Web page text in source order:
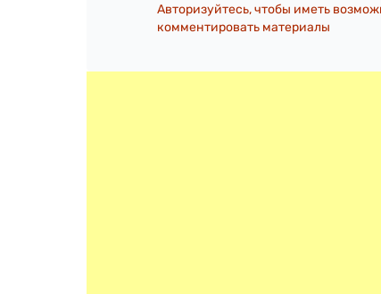
Авторизуйтесь, чтобы иметь
комментировать материалы